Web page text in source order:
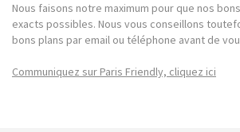
Nous faisons notre maximum pour que nos
exacts possibles. Nous vous conseillons
bons plans par email ou téléphone avant de
Communiquez sur Paris Friendly, cliquez ici